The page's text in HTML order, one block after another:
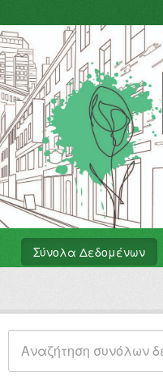
Σύνολα Δεδομένων